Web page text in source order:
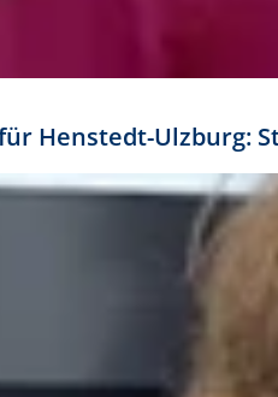
Henstedt-Ulzburg: